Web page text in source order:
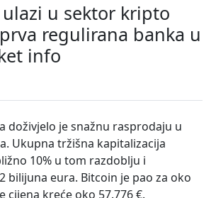
ulazi u sektor kripto
regulirana banka u
info
doživjelo je snažnu rasprodaju u
Ukupna tržišna kapitalizacija
10% u tom razdoblju i
bilijuna eura. Bitcoin je pao za oko
cijena kreće oko 57.776 €.